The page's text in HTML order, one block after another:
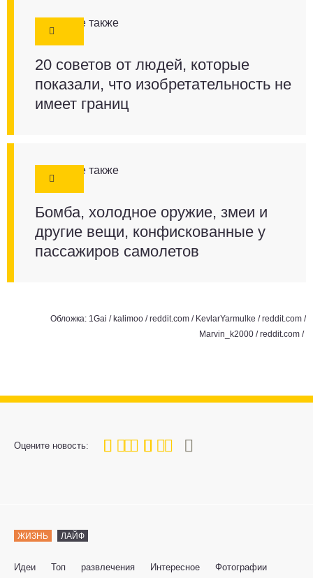
Смотрите также
20 советов от людей, которые
показали, что изобретательность не
имеет границ
Смотрите также
Бомба, холодное оружие, змеи и
другие вещи, конфискованные у
пассажиров самолетов
Обложка: 1Gai / kalimoo /reddit.com / KevlarYarmulke /reddit.com /
Marvin_k2000 /reddit.com /
Оцените новость:
80
1 3 4 5
ЖИЗНЬ ЛАЙФ
Идеи Топ развлечения Интересное Фотографии